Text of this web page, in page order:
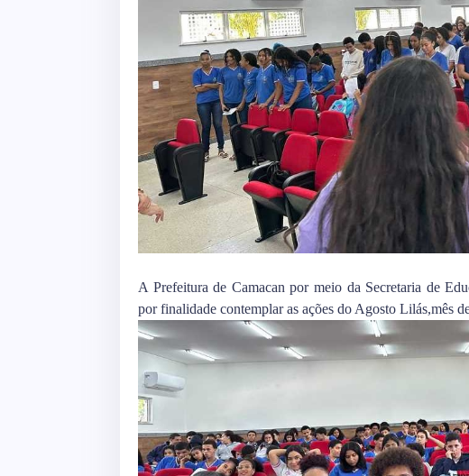
A Prefeitura de Camacan por meio da Secretaria de
por finalidade contemplar as ações do Agosto Lilás,mês